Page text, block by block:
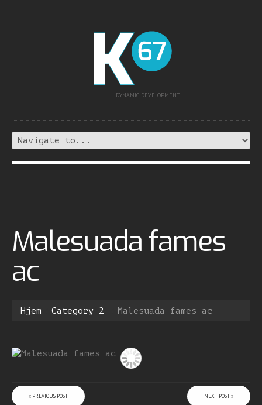
DYNAMIC DEVELOPMENT
Malesuada fames
ac
Hjem Category 2 Malesuada fames ac
« PREVIOUS POST NEXT POST »